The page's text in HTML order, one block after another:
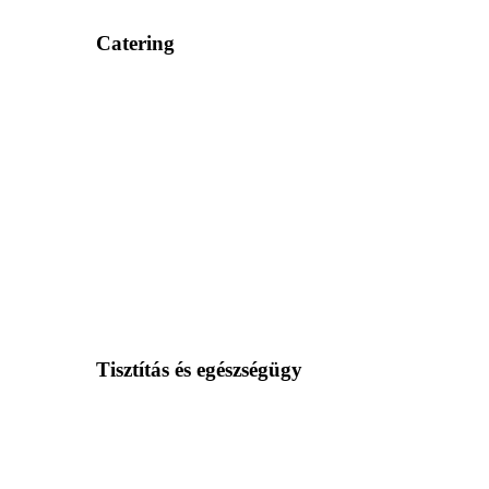
Catering
Tisztítás és egészségügy